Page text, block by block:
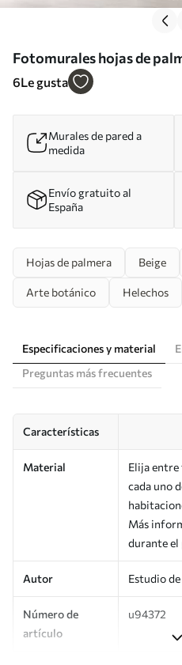
Fotomurales hojas de
6Le gusta
Murales de pared a
medida
Envío gratuito al
España
Hojas de palmera Beige
Arte botánico Helechos
Especificaciones y material
Preguntas más frecuentes
Características
Material
Elija entre
cada uno
Más
durante el
Autor Estudio
Número de
artículo
u94372